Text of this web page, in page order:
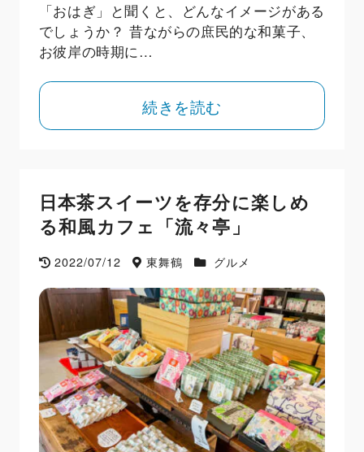
「おはぎ」と聞くと、どんなイメージがある
でしょうか？ 昔ながらの庶民的な和菓子、
お彼岸の時期に…
続きを読む
日本茶スイーツを存分に楽しめ
る和風カフェ「流々亭」
2022/07/12 東舞鶴 グルメ